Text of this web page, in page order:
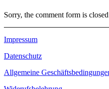
Sorry, the comment form is
Impressum
Datenschutz
Allgemeine